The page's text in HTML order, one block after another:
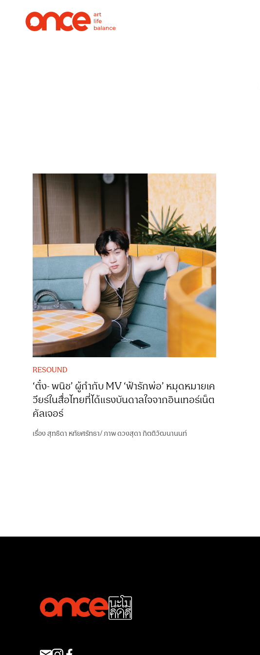
RESOUND
‘ตั๋ง- พนิช’ ผู้กำกับ MV ‘ฟ้ารักพ่อ’ หมุดหมายเค
วียร์ในสื่อไทยที่ได้แรงบันดาลใจจากอินเทอร์เน็ต
คัลเจอร์
เรื่องสุทธิดา หทัยศรัทธา/ภาพดวงสุดา กิตติวัฒนานนท์